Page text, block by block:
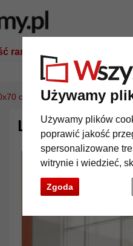
Używamy
Używamy plików
poprawić jakość
spersonalizowane
witrynie i wiedzieć,
Zgoda
ramy
cm Lustro na ścianę
Lustro na